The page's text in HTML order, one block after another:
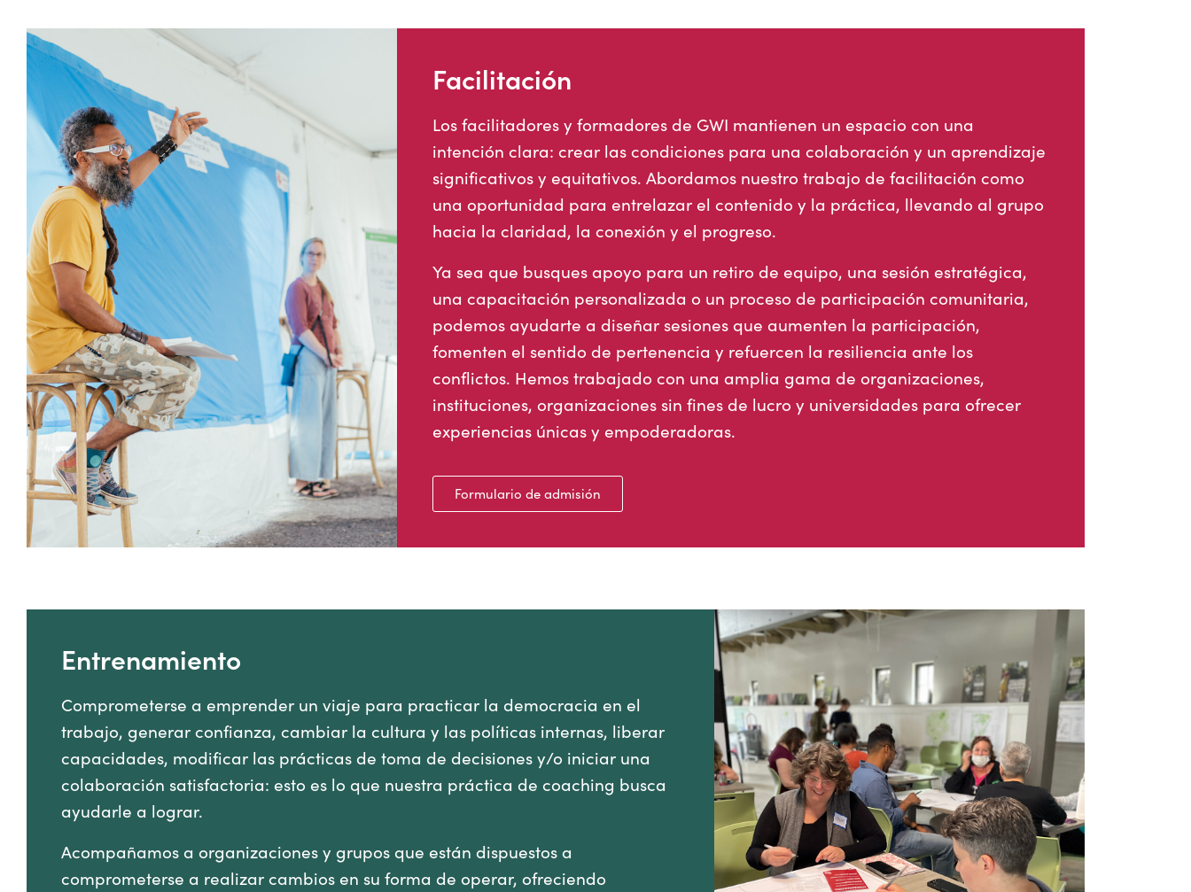
Facilitación
Los facilitadores y formadores de GWI mantienen un espacio con una
intención clara: crear las condiciones para una colaboración y un aprendizaje
significativos y equitativos. Abordamos nuestro trabajo de facilitación como
una oportunidad para entrelazar el contenido y la práctica, llevando al grupo
hacia la claridad, la conexión y el progreso.
Ya sea que busques apoyo para un retiro de equipo, una sesión estratégica,
una capacitación personalizada o un proceso de participación comunitaria,
podemos ayudarte a diseñar sesiones que aumenten la participación,
fomenten el sentido de pertenencia y refuercen la resiliencia ante los
conflictos. Hemos trabajado con una amplia gama de organizaciones,
instituciones, organizaciones sin fines de lucro y universidades para ofrecer
experiencias únicas y empoderadoras.
Formulario de admisión
Entrenamiento
Comprometerse a emprender un viaje para practicar la democracia en el
trabajo, generar confianza, cambiar la cultura y las políticas internas, liberar
capacidades, modificar las prácticas de toma de decisiones y/o iniciar una
colaboración satisfactoria: esto es lo que nuestra práctica de coaching busca
ayudarle a lograr.
Acompañamos a organizaciones y grupos que están dispuestos a
comprometerse a realizar cambios en su forma de operar, ofreciendo